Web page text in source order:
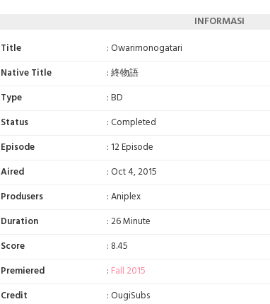
INFORMASI
Title
: Owarimonogatari
Native Title
: 終物語
Type
: BD
Status
: Completed
Episode
: 12 Episode
Aired
: Oct 4, 2015
Produsers
: Aniplex
Duration
: 26 Minute
Score
: 8.45
Premiered
: Fall 2015
Credit
: OugiSubs